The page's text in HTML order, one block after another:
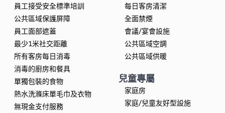
員工接受安全標準培訓
公共區域保護屏障
員工面部遮蓋
最少1米社交距離
所有客房每日消毒
消毒的廚房和餐具
單獨包裝的食物
熱水洗滌床單毛巾及衣物
無現金支付服務
每日客房清潔
全面禁煙
會議/宴會設施
公共區域空調
公共區域供暖
兒童專屬
家庭房
家庭/兒童友好型設施